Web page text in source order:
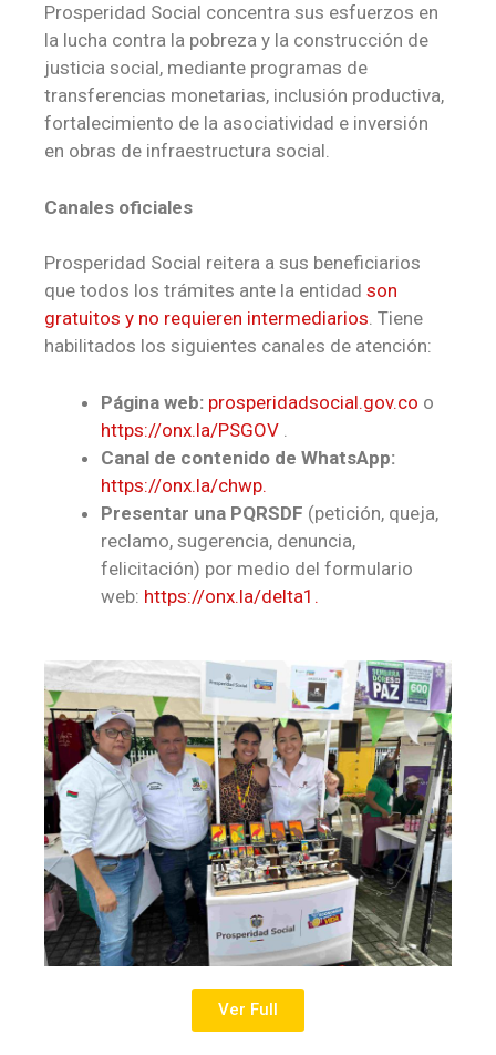
Prosperidad Social concentra sus esfuerzos en
la lucha contra la pobreza y la construcción de
justicia social, mediante programas de
transferencias monetarias, inclusión productiva,
fortalecimiento de la asociatividad e inversión
en obras de infraestructura social.
Canales oficiales
Prosperidad Social reitera a sus beneficiarios
que todos los trámites ante la entidad son
gratuitos y no requieren intermediarios. Tiene
habilitados los siguientes canales de atención:
Página web: prosperidadsocial.gov.co o
https://onx.la/PSGOV
Canal de contenido de WhatsApp:
https://onx.la/chwp.
Presentar una PQRSDF (petición, queja,
reclamo, sugerencia, denuncia,
felicitación) por medio del formulario
web: https://onx.la/delta1.
Ver Full